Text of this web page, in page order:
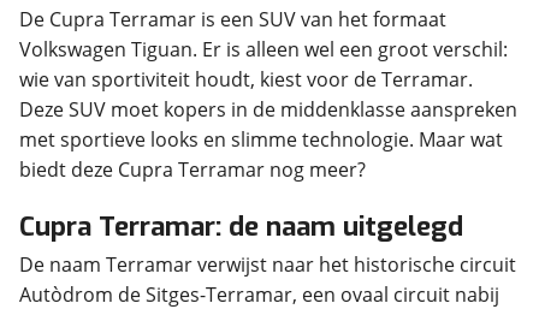
De Cupra Terramar is een SUV van het formaat
Volkswagen Tiguan. Er is alleen wel een groot verschil:
wie van sportiviteit houdt, kiest voor de Terramar.
Deze SUV moet kopers in de middenklasse aanspreken
met sportieve looks en slimme technologie. Maar wat
biedt deze Cupra Terramar nog meer?
Cupra Terramar: de naam uitgelegd
De naam Terramar verwijst naar het historische circuit
Autòdrom de Sitges-Terramar, een ovaal circuit nabij